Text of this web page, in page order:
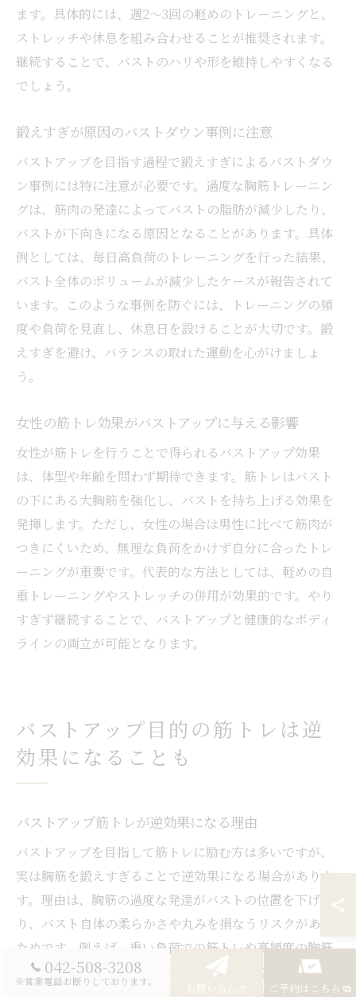
ます。具体的には、週2〜3回の軽めのトレーニングと、
ストレッチや休息を組み合わせることが推奨されます。
継続することで、バストのハリや形を維持しやすくなる
でしょう。
鍛えすぎが原因のバストダウン事例に注意
バストアップを目指す過程で鍛えすぎによるバストダウ
ン事例には特に注意が必要です。過度な胸筋トレーニン
グは、筋肉の発達によってバストの脂肪が減少したり、
バストが下向きになる原因となることがあります。具体
例としては、毎日高負荷のトレーニングを行った結果、
バスト全体のボリュームが減少したケースが報告されて
います。このような事例を防ぐには、トレーニングの頻
度や負荷を見直し、休息日を設けることが大切です。鍛
えすぎを避け、バランスの取れた運動を心がけましょ
う。
女性の筋トレ効果がバストアップに与える影響
女性が筋トレを行うことで得られるバストアップ効果
は、体型や年齢を問わず期待できます。筋トレはバスト
の下にある大胸筋を強化し、バストを持ち上げる効果を
発揮します。ただし、女性の場合は男性に比べて筋肉が
つきにくいため、無理な負荷をかけず自分に合ったトレ
ーニングが重要です。代表的な方法としては、軽めの自
重トレーニングやストレッチの併用が効果的です。やり
すぎず継続することで、バストアップと健康的なボディ
ラインの両立が可能となります。
バストアップ目的の筋トレは逆
効果になることも
バストアップ筋トレが逆効果になる理由
バストアップを目指して筋トレに励む方は多いですが、
実は胸筋を鍛えすぎることで逆効果になる場合がありま
す。理由は、胸筋の過度な発達がバストの位置を下げた
り、バスト自体の柔らかさや丸みを損なうリスクがある
ためです。例えば、重い負荷での筋トレや高頻度の胸筋
トレーニングを続けると、バストの土台となる筋肉が大
042-508-3208
※営業電話お断りしております。 お問い合わせ ご予約はこちら